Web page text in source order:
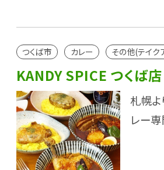
つくば市 カレー その他(テイク
KANDY SPICE つくば店
札幌
レー